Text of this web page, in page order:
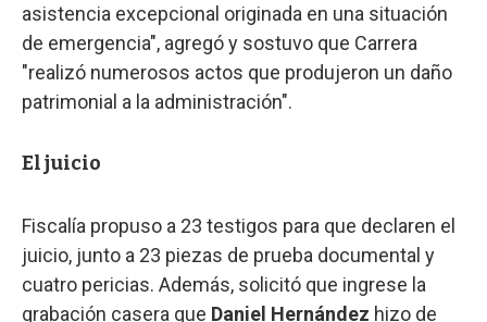
asistencia excepcional originada en una situación
de emergencia", agregó y sostuvo que Carrera
"realizó numerosos actos que produjeron un daño
patrimonial a la administración".
El juicio
Fiscalía propuso a 23 testigos para que declaren el
juicio, junto a 23 piezas de prueba documental y
cuatro pericias. Además, solicitó que ingrese la
grabación casera que Daniel Hernández hizo de